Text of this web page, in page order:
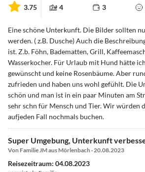
3.75 4 3
Eine schöne Unterkunft. Die Bilder sollten
werden. ( z.B. Dusche) Auch die
ist. Z.b. Föhn, Badematten, Grill,
Wasserkocher. Für Urlaub mit Hund hätte
gewünscht und keine Rosenbäume. Aber
zufrieden und haben uns wohl gefühlt. Die
schön und man ist in ein paar Minuten am
sehr schn für Mensch und Tier. Wir würden
aufjeden Fall nochmals buchen.
Super Umgebung, Unterkunft
Von Familie JM aus Mörlenbach · 20.08.2023
Reisezeitraum: 04.08.2023